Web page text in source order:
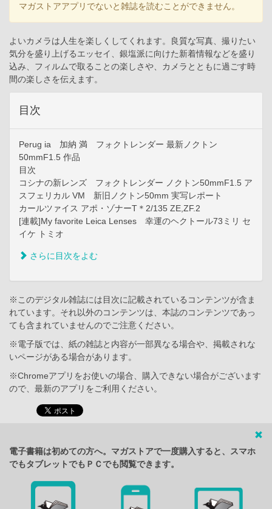
マガストアアプリでないと雑誌を読むことができません。
よいカメラは人生を楽しくしてくれます。良質な写真、撮りたい
気分を盛り上げるエッセイ、銀塩派に向けた新着情報などを盛り
込み、フィルムで取ることの楽しさや、カメラとともに過ごす時
間の楽しさを伝えます。
目次
Perug ia 加納 満 フォクトレンダー 最新ノクトン
50mmF1.5 作品
目次
コシナの新レンズ フォクトレンダー ノクトン50mmF1.5 ア
スフェリカル VM 新旧ノクトン50mm 実写レポート
カールツァイス アポ・ゾナーT＊2/135 ZE,ZF.2
[連載]My favorite Leica Lenses 幸運のヘクトール73ミリ セ
イケ トミオ
さらに目次をよむ
※このデジタル雑誌には目次に記載されているコンテンツが含ま
れています。それ以外のコンテンツは、本誌のコンテンツであっ
ても含まれていませんのでご注意ください。
※電子版では、紙の雑誌と内容が一部異なる場合や、掲載されな
いページがある場合があります。
※Chromeアプリをお使いの場合、購入できない場合がございます
ので、最新のアプリをご利用ください。
電子書籍は初めての方へ。マガストアで一度購入すると、スマホ
でもタブレットでもＰＣでも閲覧できます。